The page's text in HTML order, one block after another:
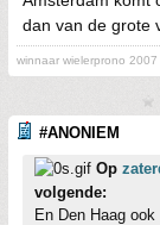
dan van de grote
winnaar wielerprono 2007
#ANONIEM
Op
volgende:
En Den Haag ook